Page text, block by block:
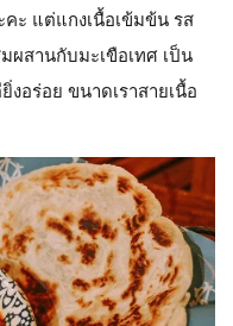
ะ แต่แกงเนื้อเข้มข้น รส
ผสานกับมะเขือเทศ เป็น
อร่อย ขนาดเราสายเนื้อ